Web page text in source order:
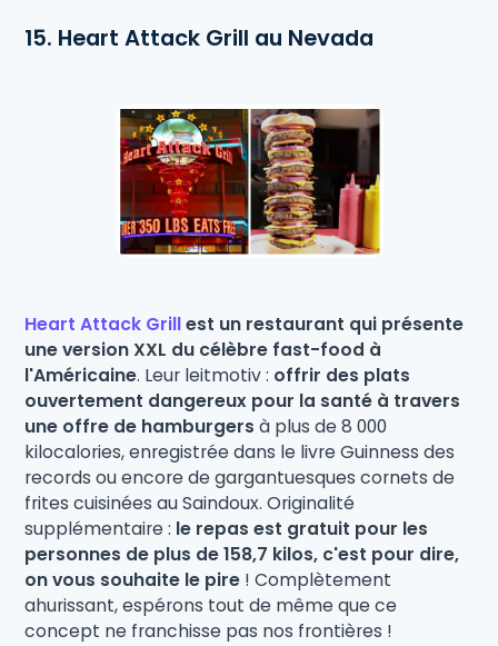
15. Heart Attack Grill au Nevada
Heart Attack Grillest un restaurant qui présente
une version XXL du célèbre fast-food à
l'Américaine. Leur leitmotiv : offrir des plats
ouvertement dangereux pour la santé à travers
une offre de hamburgers à plus de 8 000
kilocalories, enregistrée dans le livre Guinness des
records ou encore de gargantuesques cornets de
frites cuisinées au Saindoux. Originalité
supplémentaire : le repas est gratuit pour les
personnes de plus de 158,7 kilos, c'est pour dire,
on vous souhaite le pire ! Complètement
ahurissant, espérons tout de même que ce
concept ne franchisse pas nos frontières !